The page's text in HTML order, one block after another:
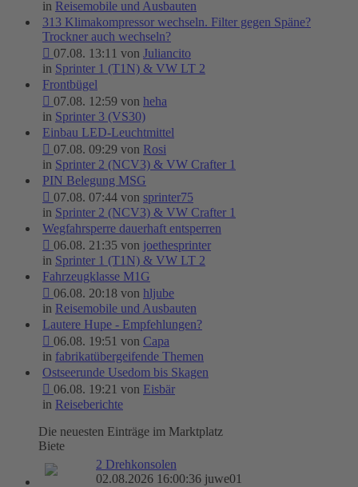
in Reisemobile und Ausbauten
313 Klimakompressor wechseln. Filter gegen Späne?
Trockner auch wechseln?
07.08. 13:11 von Juliancito
in Sprinter 1 (T1N) & VW LT 2
Frontbügel
07.08. 12:59 von heha
in Sprinter 3 (VS30)
Einbau LED-Leuchtmittel
07.08. 09:29 von Rosi
in Sprinter 2 (NCV3) & VW Crafter 1
PIN Belegung MSG
07.08. 07:44 von sprinter75
in Sprinter 2 (NCV3) & VW Crafter 1
Wegfahrsperre dauerhaft entsperren
06.08. 21:35 von joethesprinter
in Sprinter 1 (T1N) & VW LT 2
Fahrzeugklasse M1G
06.08. 20:18 von hljube
in Reisemobile und Ausbauten
Lautere Hupe - Empfehlungen?
06.08. 19:51 von Capa
in fabrikatübergeifende Themen
Ostseerunde Usedom bis Skagen
06.08. 19:21 von Eisbär
in Reiseberichte
Die neuesten Einträge im Marktplatz
Biete
2 Drehkonsolen
02.08.2026 16:00:36 juwe01